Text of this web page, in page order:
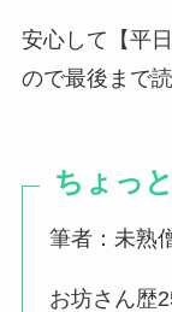
安心して【平
ので最後まで
ちょっ
筆者：未熟
お坊さん歴